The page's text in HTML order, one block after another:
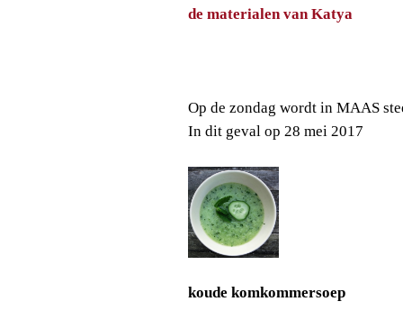
de materialen van Katya
Op de zondag wordt in MAAS
In dit geval op 28 mei 2017
koude komkommersoep